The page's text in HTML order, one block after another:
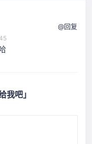
@回复
我吧」